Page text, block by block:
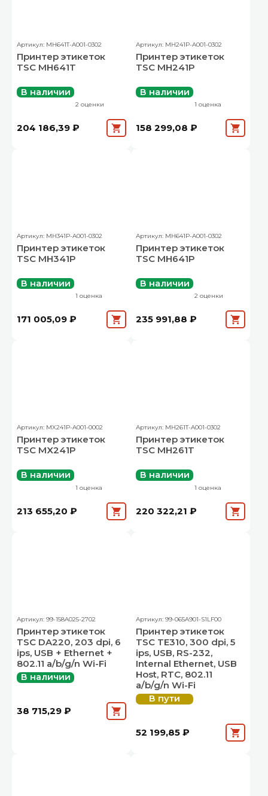
Артикул: MH641T-A001-0302
Принтер этикеток
TSC MH641T
В наличии
2 оценки
204 186,39 ₽
Артикул: MH241P-A001-0302
Принтер этикеток
TSC MH241P
В наличии
1 оценка
158 299,08 ₽
Артикул: MH341P-A001-0302
Принтер этикеток
TSC MH341P
В наличии
1 оценка
171 005,09 ₽
Артикул: MH641P-A001-0302
Принтер этикеток
TSC MH641P
В наличии
2 оценки
235 991,88 ₽
Артикул: MX241P-A001-0002
Принтер этикеток
TSC MX241P
В наличии
1 оценка
213 655,20 ₽
Артикул: MH261T-A001-0302
Принтер этикеток
TSC MH261T
В наличии
1 оценка
220 322,21 ₽
Артикул: 99-158A025-2702
Принтер этикеток
TSC DA220, 203 dpi, 6
ips, USB + Ethernet +
802.11 a/b/g/n Wi-Fi
В наличии
38 715,29 ₽
Артикул: 99-065A901-S1LF00
Принтер этикеток
TSC TE310, 300 dpi, 5
ips, USB, RS-232,
Internal Ethernet, USB
Host, RTC, 802.11
a/b/g/n Wi-Fi
В пути
52 199,85 ₽